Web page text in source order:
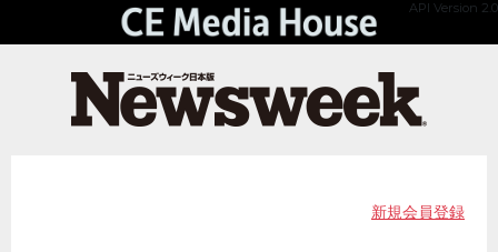
API Version 2.0
新規会員登録